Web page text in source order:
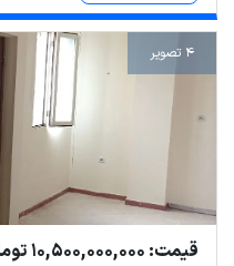
4 تصویر
قیمت: 10,500,000,000 تومان